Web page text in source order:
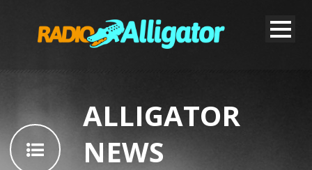
ALLIGATOR
NEWS